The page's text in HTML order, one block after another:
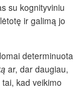
su kognityviniu
ir galimą jo
determinuota
ar, dar daugiau,
kad veikimo